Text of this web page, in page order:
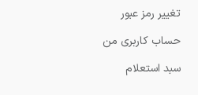
تغییر رمز عبور
حساب کاربری من
سبد استعلام